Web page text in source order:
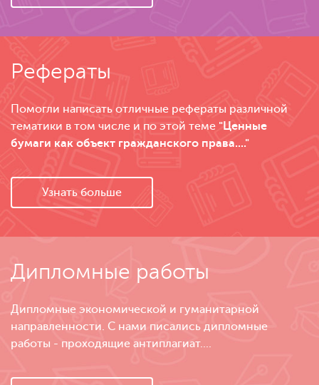
Рефераты
Помогли написать отличные рефераты различной
тематики в том числе и по этой теме "Ценные
бумаги как объект гражданского права...."
Узнать больше
Дипломные работы
Дипломные экономической и гуманитарной
направленности. С нами писались дипломные
работы - проходящие антиплагиат....